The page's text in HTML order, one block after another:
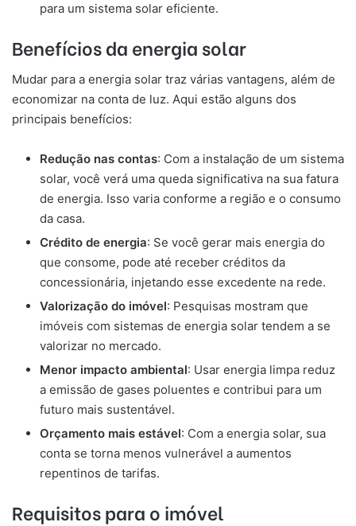
para um sistema solar eficiente.
Benefícios da energia solar
Mudar para a energia solar traz várias vantagens, além de
economizar na conta de luz. Aqui estão alguns dos
principais benefícios:
Redução nas contas: Com a instalação de um sistema
solar, você verá uma queda significativa na sua fatura
de energia. Isso varia conforme a região e o consumo
da casa.
Crédito de energia: Se você gerar mais energia do
que consome, pode até receber créditos da
concessionária, injetando esse excedente na rede.
Valorização do imóvel: Pesquisas mostram que
imóveis com sistemas de energia solar tendem a se
valorizar no mercado.
Menor impacto ambiental: Usar energia limpa reduz
a emissão de gases poluentes e contribui para um
futuro mais sustentável.
Orçamento mais estável: Com a energia solar, sua
conta se torna menos vulnerável a aumentos
repentinos de tarifas.
Requisitos para o imóvel